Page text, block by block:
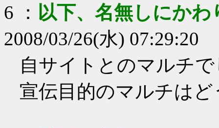
6 ： 以下、名無しにか
2008/03/26(水) 07:29:20
自サイトとのマルチ
宣伝目的のマルチは